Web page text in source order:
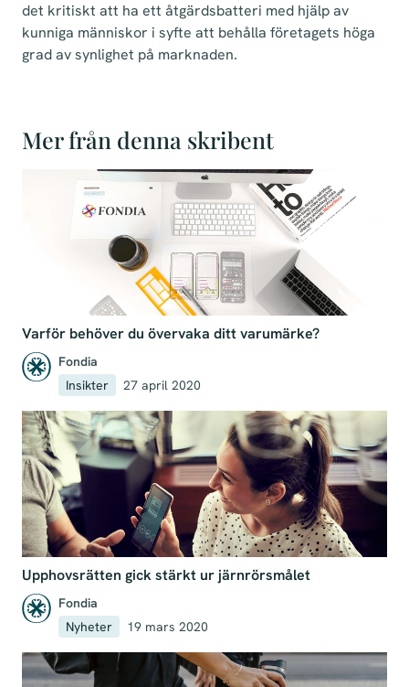
det kritiskt att ha ett åtgärdsbatteri med hjälp av
kunniga människor i syfte att behålla företagets höga
grad av synlighet på marknaden.
Mer från denna skribent
Varför behöver du övervaka ditt varumärke?
Fondia
Insikter
27 april 2020
Upphovsrätten gick stärkt ur järnrörsmålet
Fondia
Nyheter
19 mars 2020